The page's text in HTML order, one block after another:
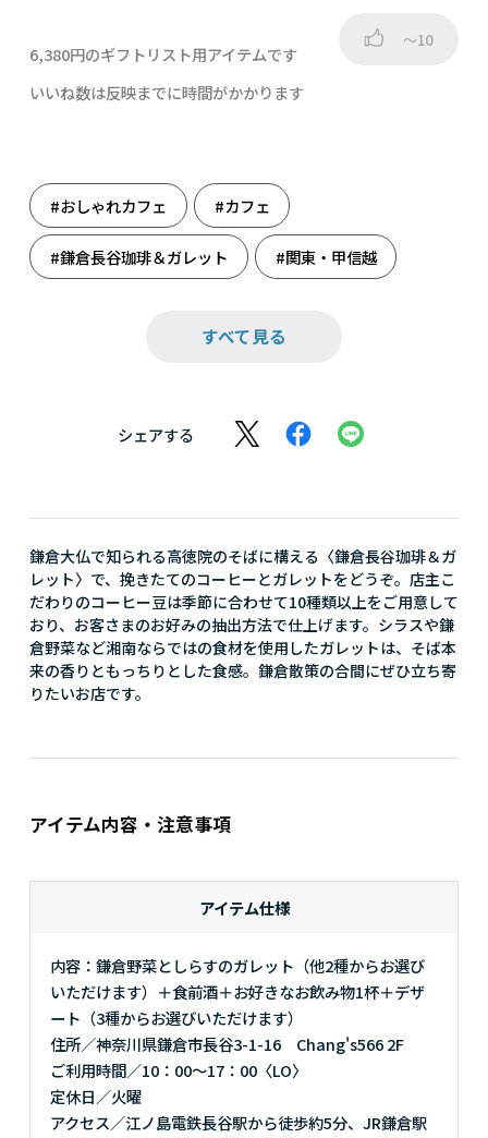
6,380円のギフトリスト用アイテムです
～10
いいね数は反映までに時間がかかります
#おしゃれカフェ #カフェ
#鎌倉長谷珈琲＆ガレット #関東・甲信越
すべて見る
シェアする
鎌倉大仏で知られる高徳院のそばに構える〈鎌倉長谷珈琲＆ガ
レット〉で、挽きたてのコーヒーとガレットをどうぞ。店主こ
だわりのコーヒー豆は季節に合わせて10種類以上をご用意して
おり、お客さまのお好みの抽出方法で仕上げます。シラスや鎌
倉野菜など湘南ならではの食材を使用したガレットは、そば本
来の香りともっちりとした食感。鎌倉散策の合間にぜひ立ち寄
りたいお店です。
アイテム内容・注意事項
アイテム仕様
内容：鎌倉野菜としらすのガレット（他2種からお選び
いただけます）＋食前酒＋お好きなお飲み物1杯＋デザ
ート（3種からお選びいただけます）
住所／神奈川県鎌倉市長谷3-1-16 Chang's566 2F
ご利用時間／10：00～17：00〈LO〉
定休日／火曜
アクセス／江ノ島電鉄長谷駅から徒歩約5分、JR鎌倉駅